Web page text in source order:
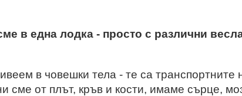
в една лодка - просто с различни
в човешки тела - те са транспортните
сме от плът, кръв и кости, имаме сърце,